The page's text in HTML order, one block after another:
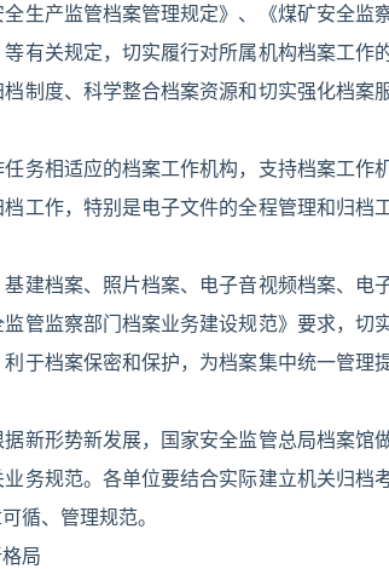
生产监管档案管理规定》、《煤矿安全监
有关规定，切实履行对所属机构档案工作
制度、科学整合档案资源和切实强化档案
务相适应的档案工作机构，支持档案工作
工作，特别是电子文件的全程管理和归档
建档案、照片档案、电子音视频档案、电
管监察部门档案业务建设规范》要求，切
于档案保密和保护，为档案集中统一管理
新形势新发展，国家安全监管总局档案馆
务规范。各单位要结合实际建立机关归档
循、管理规范。
局